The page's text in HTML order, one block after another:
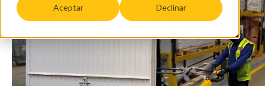
Aceptar Declinar